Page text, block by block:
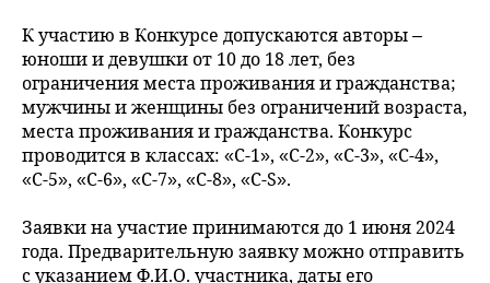
К участию в Конкурсе допускаются авторы –
юноши и девушки от 10 до 18 лет, без
ограничения места проживания и гражданства;
мужчины и женщины без ограничений возраста,
места проживания и гражданства. Конкурс
проводится в классах: «С-1», «С-2», «С-3», «С-4»,
«С-5», «С-6», «С-7», «С-8», «С-S».
Заявки на участие принимаются до 1 июня 2024
года. Предварительную заявку можно отправить
с указанием Ф.И.О. участника, даты его